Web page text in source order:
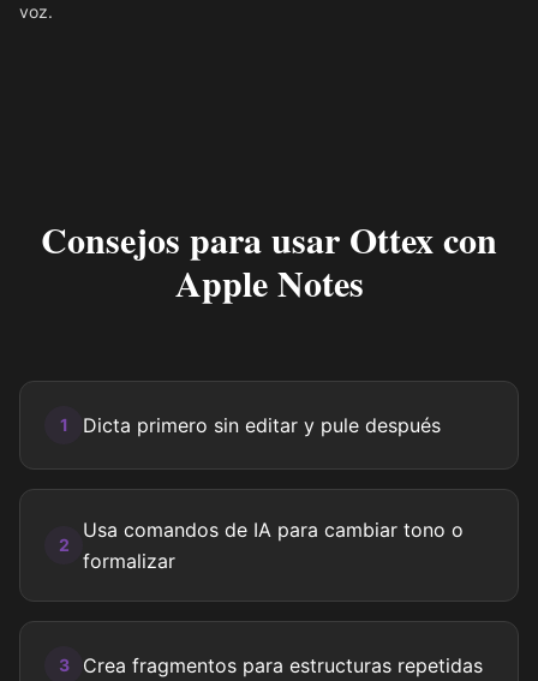
voz.
Consejos para usar Ottex con
Apple Notes
1 Dicta primero sin editar y pule después
2
Usa comandos de IA para cambiar tono o
formalizar
3 Crea fragmentos para estructuras repetidas